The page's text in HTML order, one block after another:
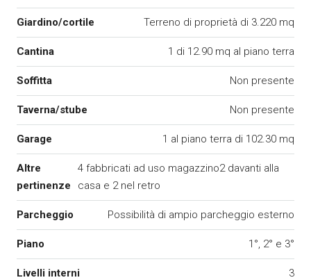
Giardino/cortile Terreno di proprietà di 3.220 mq
Cantina 1 di 12.90 mq al piano terra
Soffitta Non presente
Taverna/stube Non presente
Garage 1 al piano terra di 102.30 mq
Altre
pertinenze
4 fabbricati ad uso magazzino2 davanti alla
casa e 2 nel retro
Parcheggio Possibilità di ampio parcheggio esterno
Piano 1°, 2° e 3°
Livelli interni 3